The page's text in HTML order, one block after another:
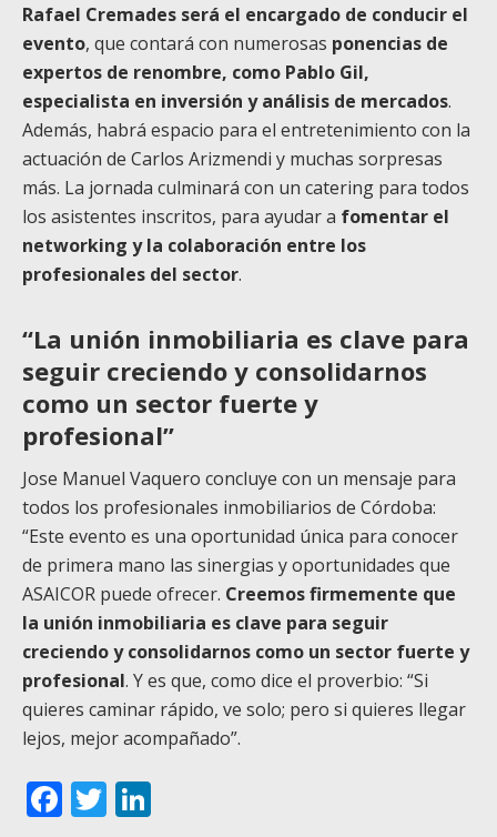
Rafael Cremades será el encargado de conducir el
evento, que contará con numerosas ponencias de
expertos de renombre, como Pablo Gil,
especialista en inversión y análisis de mercados.
Además, habrá espacio para el entretenimiento con la
actuación de Carlos Arizmendi y muchas sorpresas
más. La jornada culminará con un catering para todos
los asistentes inscritos, para ayudar a fomentar el
networking y la colaboración entre los
profesionales del sector.
“La unión inmobiliaria es clave para
seguir creciendo y consolidarnos
como un sector fuerte y
profesional”
Jose Manuel Vaquero concluye con un mensaje para
todos los profesionales inmobiliarios de Córdoba:
“Este evento es una oportunidad única para conocer
de primera mano las sinergias y oportunidades que
ASAICOR puede ofrecer. Creemos firmemente que
la unión inmobiliaria es clave para seguir
creciendo y consolidarnos como un sector fuerte y
profesional. Y es que, como dice el proverbio: “Si
quieres caminar rápido, ve solo; pero si quieres llegar
lejos, mejor acompañado”.
Facebook
Twitter